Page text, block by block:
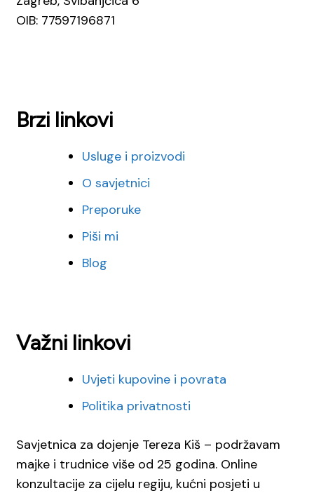
OIB: 77597196871
Brzi linkovi
Usluge i proizvodi
O savjetnici
Preporuke
Piši mi
Blog
Važni linkovi
Uvjeti kupovine i povrata
Politika privatnosti
Savjetnica za dojenje Tereza Kiš – podržavam
majke i trudnice više od 25 godina. Online
konzultacije za cijelu regiju, kućni posjeti u